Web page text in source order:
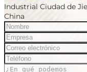
Industrial Ciudad de
China